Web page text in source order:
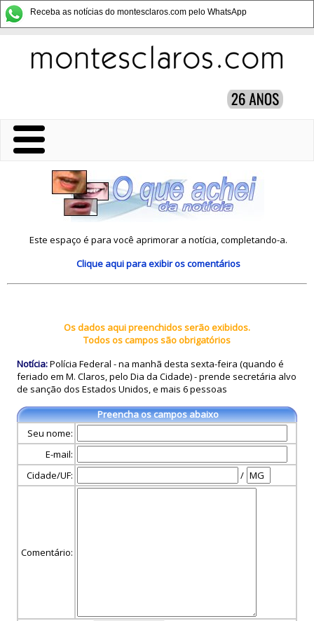
Receba as notícias do montesclaros.com pelo WhatsApp
Este espaço é para você aprimorar a notícia, completando-a.
Clique aquipara exibir os comentários
Os dados aqui preenchidos serão exibidos.
Todos os campos são obrigatórios
Notícia:Polícia Federal - na manhã desta sexta-feira (quando é
feriado em M. Claros, pelo Dia da Cidade) - prende secretária alvo
de sanção dos Estados Unidos, e mais 6 pessoas
Preencha os campos abaixo
Seu nome:
E-mail:
Cidade/UF:
/
Comentário: